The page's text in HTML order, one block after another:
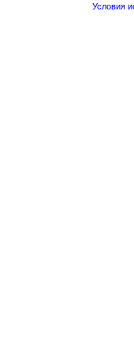
Условия